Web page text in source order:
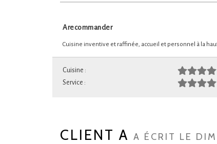
Arecommander
Cuisine inventive et raffinée, accueil et personnel à la
Cuisine :
Service :
CLIENT A A ÉCRIT LE